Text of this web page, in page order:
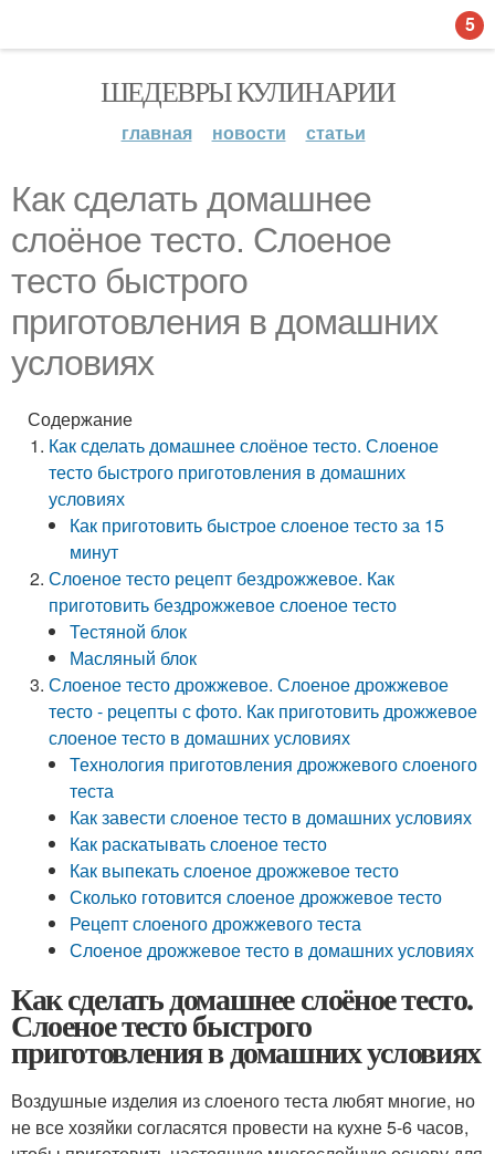
ШЕДЕВРЫ КУЛИНАРИИ
главная новости статьи
Как сделать домашнее
слоёное тесто. Слоеное
тесто быстрого
приготовления в домашних
условиях
Содержание
Как сделать домашнее слоёное тесто. Слоеное
тесто быстрого приготовления в домашних
условиях
Как приготовить быстрое слоеное тесто за 15
минут
Слоеное тесто рецепт бездрожжевое. Как
приготовить бездрожжевое слоеное тесто
Тестяной блок
Масляный блок
Слоеное тесто дрожжевое. Слоеное дрожжевое
тесто - рецепты с фото. Как приготовить дрожжевое
слоеное тесто в домашних условиях
Технология приготовления дрожжевого слоеного
теста
Как завести слоеное тесто в домашних условиях
Как раскатывать слоеное тесто
Как выпекать слоеное дрожжевое тесто
Сколько готовится слоеное дрожжевое тесто
Рецепт слоеного дрожжевого теста
Слоеное дрожжевое тесто в домашних условиях
Как сделать домашнее слоёное тесто.
Слоеное тесто быстрого
приготовления в домашних условиях
Воздушные изделия из слоеного теста любят многие, но
не все хозяйки согласятся провести на кухне 5-6 часов,
5